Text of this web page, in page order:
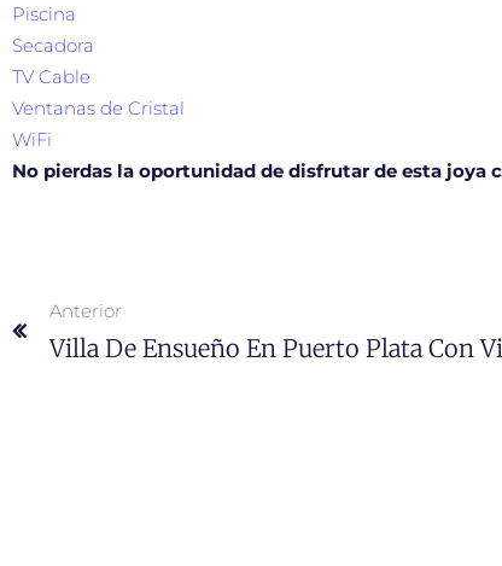
Piscina
Secadora
TV Cable
Ventanas de Cristal
WiFi
No pierdas la oportunidad de disfrutar de esta joya
Anterior